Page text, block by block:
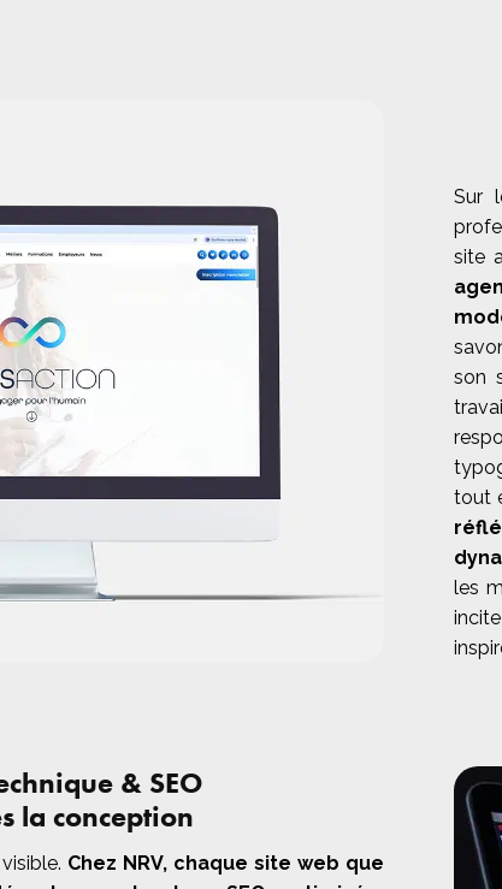
Sur
site
son
tout
les
& SEO
la conception
Chez NRV, chaque site web que